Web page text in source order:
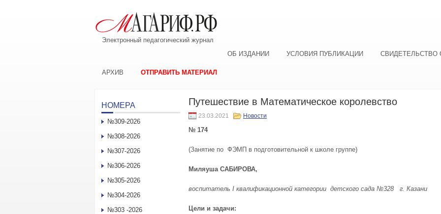
Электронный педагогический журнал
ОБ ИЗДАНИИ
УСЛОВИЯ ПУБЛИКАЦИИ СВИДЕТЕЛЬСТВО
АРХИВ ОТПРАВИТЬ МАТЕРИАЛ
Путешествие в Математическое королевство
23.03.2021 Новости
№ 174
(Занятие по ФЭМП в подготовительной к школе группе)
Миляуша САБИРОВА,
воспитатель I квалификационной категории детского сада №328 г. Казани
Цели и задачи:
НОМЕРА
№309-2026
№308-2026
№307-2026
№306-2026
№305-2026
№304-2026
№303 -2026